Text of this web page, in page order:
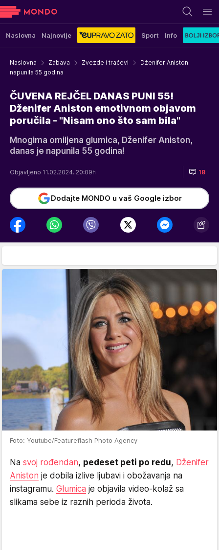
Naslovna Najnovije Sport Info
Naslovna Zabava Zvezde i tračevi
Dženifer Aniston
napunila 55 godina
ČUVENA REJČEL DANAS PUNI 55!
Dženifer Aniston emotivnom objavom
poručila - "Nisam ono što sam bila"
Mnogima omiljena glumica, Dženifer Aniston,
danas je napunila 55 godina!
Objavljeno 11.02.2024. 20:09h 18
Dodajte MONDO u vaš Google izbor
Foto: Youtube/Featureflash Photo Agency
Na svoj rođendan, pedeset peti po redu, Dženifer
Aniston je dobila izlive ljubavi i obožavanja na
instagramu. Glumica je objavila video-kolaž sa
slikama sebe iz raznih perioda života.